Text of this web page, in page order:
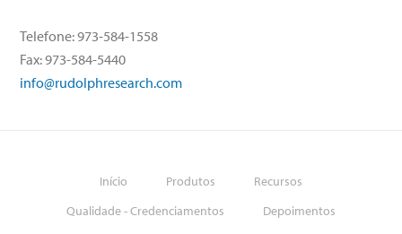
Telefone: 973-584-1558
Fax: 973-584-5440
info@rudolphresearch.com
Início Produtos
Recursos
Qualidade - Credenciamentos
Depoimentos